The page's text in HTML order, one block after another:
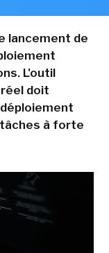
lancement de
L'outil
doit
à forte